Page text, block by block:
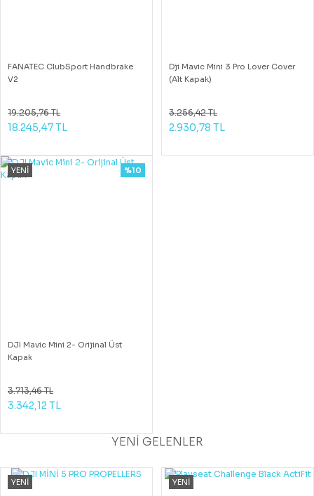
FANATEC ClubSport Handbrake
V2
19.205,76 TL
18.245,47 TL
Dji Mavic Mini 3 Pro Lover Cover
(Alt Kapak)
3.256,42 TL
2.930,78 TL
YENİ
DJI Mavic Mini 2- Orijinal Üst
Kapak
%10
3.713,46 TL
3.342,12 TL
YENİ GELENLER
YENİ YENİ